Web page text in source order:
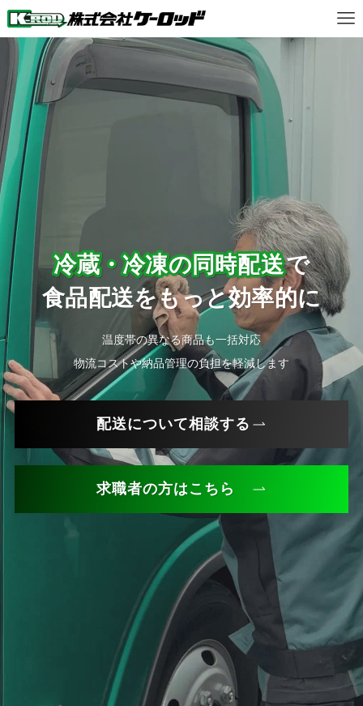
冷蔵・冷凍の同時配送で
食品配送をもっと効率的に
温度帯の異なる商品も一括対応
物流コストや納品管理の負担を軽減します
配送について相談する
求職者の方はこちら